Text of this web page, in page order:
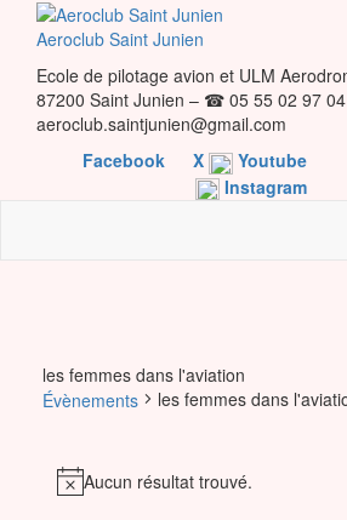
content
Aeroclub Saint Junien
Ecole de pilotage avion et ULM
87200 Saint Junien – ☎ 05 55 02 97
aeroclub.saintjunien@gmail.com
Facebook
X
Youtube
Instagram
les femmes dans l'aviation
Évènements
les femmes dans
Évènements
NoticeAucun résultat trouvé.